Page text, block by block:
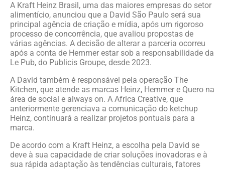
A Kraft Heinz Brasil, uma das maiores empresas do setor
alimentício, anunciou que a David São Paulo será sua
principal agência de criação e mídia, após um rigoroso
processo de concorrência, que avaliou propostas de
várias agências. A decisão de alterar a parceria ocorreu
após a conta de Hemmer estar sob a responsabilidade da
Le Pub, do Publicis Groupe, desde 2023.
A David também é responsável pela operação The
Kitchen, que atende as marcas Heinz, Hemmer e Quero na
área de social e always on. A Africa Creative, que
anteriormente gerenciava a comunicação do ketchup
Heinz, continuará a realizar projetos pontuais para a
marca.
De acordo com a Kraft Heinz, a escolha pela David se
deve à sua capacidade de criar soluções inovadoras e à
sua rápida adaptação às tendências culturais, fatores